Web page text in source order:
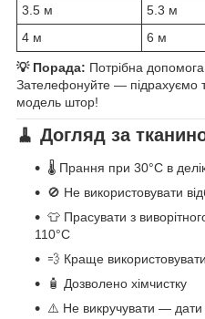
3.5 м
5.3 м
4 м
6 м
💡 Порада: Потрібна
Зателефонуйте — підрахуємо
модель штор!
🧹 Догляд за
🌡️ Прання при 30°C в
🚫 Не використовувати
👕 Прасувати з
110°C
💨 Краще
🧴 Дозволено хімчистку
⚠️ Не викручувати — дати